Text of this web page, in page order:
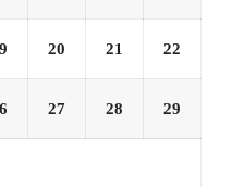
20 21 22
27 28 29